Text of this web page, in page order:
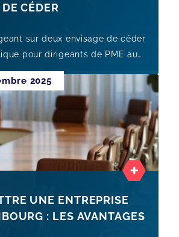
CÉDER
sur deux envisage de céder
pour dirigeants de PME au
points de vigilance,
leviers de ce
UNE ENTREPRISE
: LES AVANTAGES
2025